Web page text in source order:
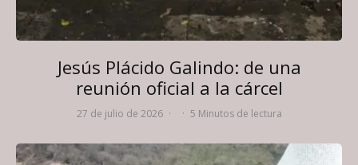
Jesús Plácido Galindo: de una
reunión oficial a la cárcel
27 de julio de 2026 · · 5 Minutos de lectura